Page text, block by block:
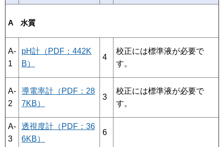
A 水質
A-
1
pH計（PDF：442K
B）
4
校正には標準液が必要で
す。
A-
2
導電率計（PDF：28
7KB）
3
校正には標準液が必要で
す。
A-
3
透視度計（PDF：36
6KB）
6